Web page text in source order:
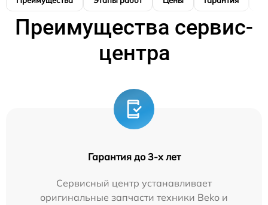
Преимущества сервис-
центра
Гарантия до 3-х лет
Сервисный центр устанавливает
оригинальные запчасти техники Beko и